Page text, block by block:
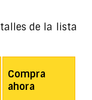
de la lista
Compra
ahora